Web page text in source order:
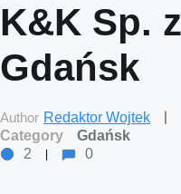
K&K Sp.
Gdańsk
Author Redaktor Wojtek
Category
Gdańsk
2
0